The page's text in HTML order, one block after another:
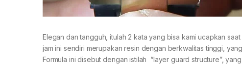
Elegan dan tangguh, itulah 2 kata yang bisa kami ucapkan
jam ini sendiri merupakan resin dengan berkwalitas tinggi,
Formula ini disebut dengan istilah “layer guard structure”,